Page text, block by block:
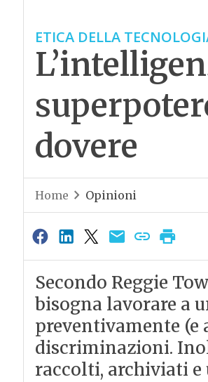
ETICA DELLA
dovere
Home Opinioni
Secondo Reggie
bisogna lavorare a
preventivamente (e
discriminazioni.
raccolti, archiviati